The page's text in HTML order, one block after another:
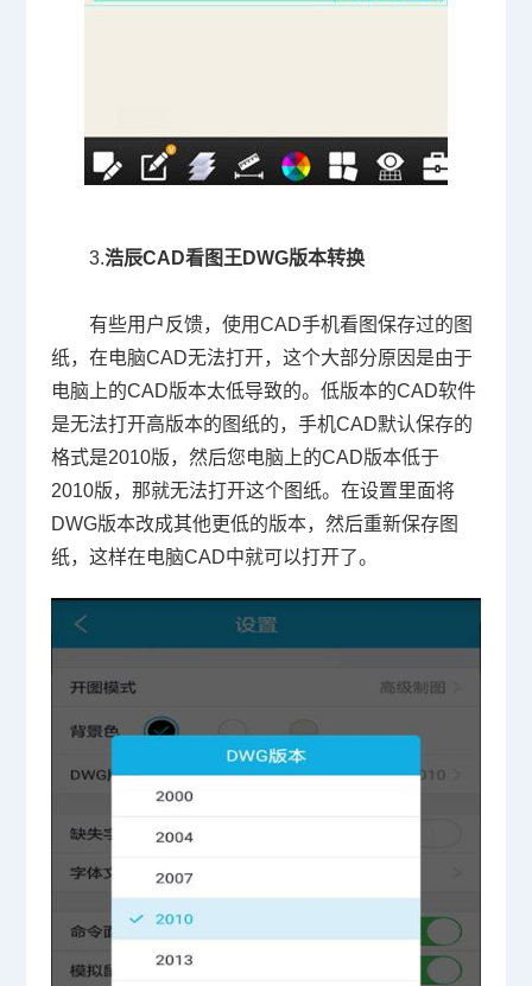
3.浩辰CAD看图王 DWG版本转换
有些用户反馈，使用CAD手机看图保存过的图
纸，在电脑CAD无法打开，这个大部分原因是由于
电脑上的CAD版本太低导致的。低版本的CAD软件
是无法打开高版本的图纸的，手机CAD默认保存的
格式是2010版，然后您电脑上的CAD版本低于
2010版，那就无法打开这个图纸。在设置里面将
DWG版本改成其他更低的版本，然后重新保存图
纸，这样在电脑CAD中就可以打开了。